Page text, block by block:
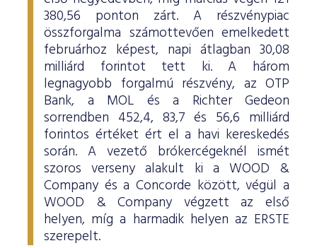
380,56 ponton zárt. A részvénypiac
összforgalma számottevően emelkedett
februárhoz képest, napi átlagban 30,08
milliárd forintot tett ki. A három
legnagyobb forgalmú részvény, az OTP
Bank, a MOL és a Richter Gedeon
sorrendben 452,4, 83,7 és 56,6 milliárd
forintos értéket ért el a havi kereskedés
során. A vezető brókercégeknél ismét
szoros verseny alakult ki a WOOD &
Company és a Concorde között, végül a
WOOD & Company végzett az első
helyen, míg a harmadik helyen az ERSTE
szerepelt.